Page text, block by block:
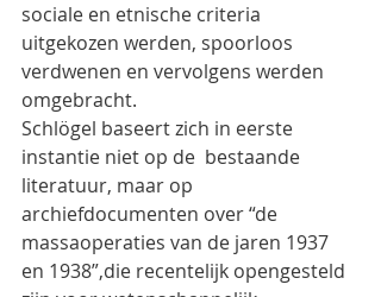
sociale en etnische criteria
uitgekozen werden, spoorloos
verdwenen en vervolgens werden
omgebracht.
Schlögel baseert zich in eerste
instantie niet op de  bestaande
literatuur, maar op
archiefdocumenten over “de
massaoperaties van de jaren 1937
en 1938”,die recentelijk opengesteld